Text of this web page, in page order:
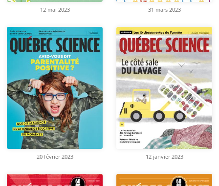
12 mai 2023 31 mars 2023
20 février 2023 12 janvier 2023